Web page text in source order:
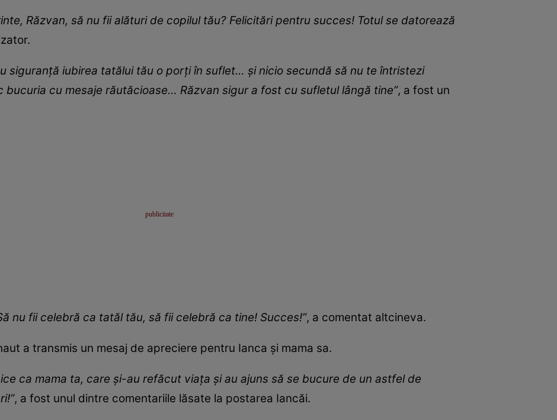
Răzvan, să nu fii alături de copilul tău? Felicitări pentru succes! Totul se datorează
siguranță iubirea tatălui tău o porți în suflet… și nicio secundă să nu te întristezi
cu mesaje răutăcioase… Răzvan sigur a fost cu sufletul lângă tine”, a fost un
nu fii celebră ca tatăl tău, să fii celebră ca tine! Succes!”, a comentat altcineva.
a transmis un mesaj de apreciere pentru Ianca și mama sa.
ca mama ta, care și-au refăcut viața și au ajuns să se bucure de un astfel de
, a fost unul dintre comentariile lăsate la postarea Iancăi.